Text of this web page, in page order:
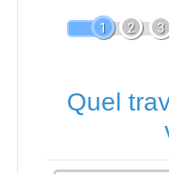
1 2 3
Quel